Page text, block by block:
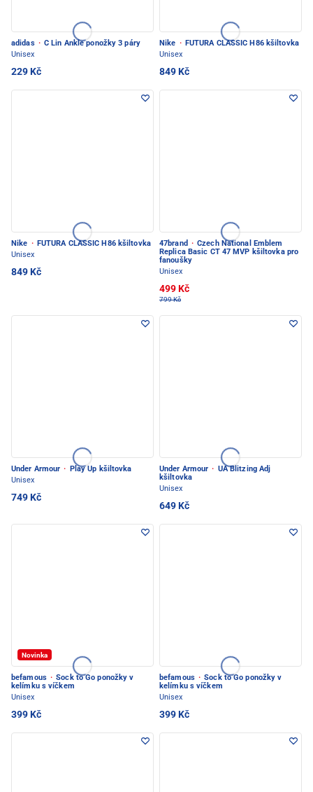
adidas · C Lin Ankle ponožky 3 páry
Unisex
229 Kč
Nike · FUTURA CLASSIC H86 kšiltovka
Unisex
849 Kč
Nike · FUTURA CLASSIC H86 kšiltovka
Unisex
849 Kč
47brand · Czech National Emblem
Replica Basic CT 47 MVP kšiltovka pro
fanoušky
Unisex
499 Kč
799 Kč
Under Armour ·
Play Up kšiltovka
Unisex
749 Kč
Under Armour · UA Blitzing Adj
kšiltovka
Unisex
649 Kč
Novinka
befamous · Sock to Go ponožky v
kelímku s víčkem
Unisex
399 Kč
befamous · Sock to Go ponožky v
kelímku s víčkem
Unisex
399 Kč